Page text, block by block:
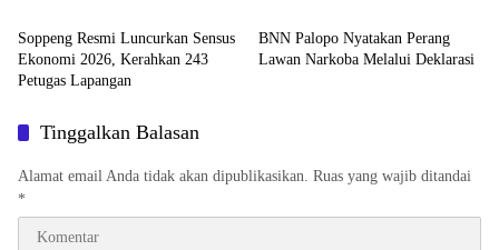
Soppeng Resmi Luncurkan Sensus
Ekonomi 2026, Kerahkan 243
Petugas Lapangan
BNN Palopo Nyatakan Perang
Lawan Narkoba Melalui Deklarasi
Tinggalkan Balasan
Alamat email Anda tidak akan dipublikasikan. Ruas yang wajib ditandai
*